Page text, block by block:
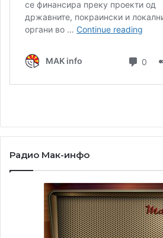
Радио Мак-инфо